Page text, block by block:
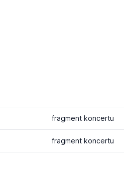
fragment koncertu
fragment koncertu